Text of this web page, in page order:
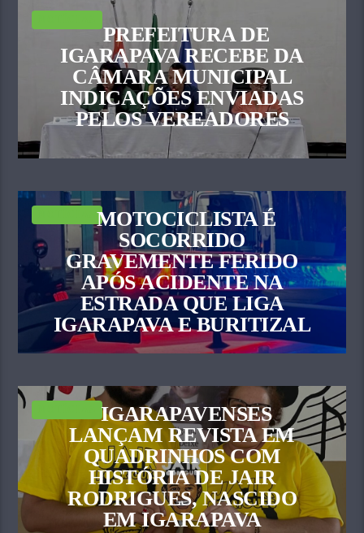
PREFEITURA DE
IGARAPAVA RECEBE DA
CÂMARA MUNICIPAL
INDICAÇÕES ENVIADAS
PELOS VEREADORES
MOTOCICLISTA É
SOCORRIDO
GRAVEMENTE FERIDO
APÓS ACIDENTE NA
ESTRADA QUE LIGA
IGARAPAVA E BURITIZAL
IGARAPAVENSES
LANÇAM REVISTA EM
QUADRINHOS COM
HISTÓRIA DE JAIR
RODRIGUES, NASCIDO
EM IGARAPAVA